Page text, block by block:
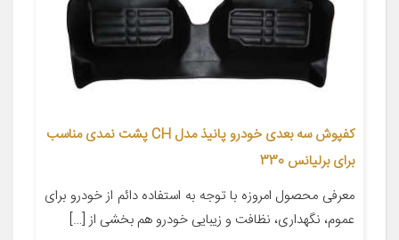
کفپوش سه بعدی خودرو پانیذ مدل CH پشت نمدی مناسب
برای برلیانس 330
معرفی محصول امروزه با توجه به استفاده دائم از خودرو برای
عموم، نگهداری، نظافت و زیبایی خودرو هم بخشی از […]